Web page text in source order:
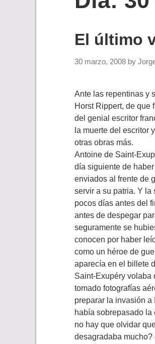
El último
30 marzo, 2008 by
Ante las repentinas y
Horst Rippert, de que
del genial escritor
la muerte del escritor
otras obras más.
Antoine de Saint-
día siguiente de
enviados al frente de
servir a su patria. Y la
pocos días antes del
antes de despegar
seguramente se
conocen por haber
como un héroe de
aparecía en el billete
Saint-Exupéry volaba
tomado fotografías
preparar la invasión a
había sobrepasado
no hay que olvidar
desagradaba